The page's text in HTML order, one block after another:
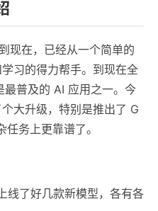
现在，已经从一个简单的
习的得力帮手。到现在全
普及的 AI 应用之一。今
大升级，特别是推出了 G
务上更靠谱了。
线了好几款新模型，各有各